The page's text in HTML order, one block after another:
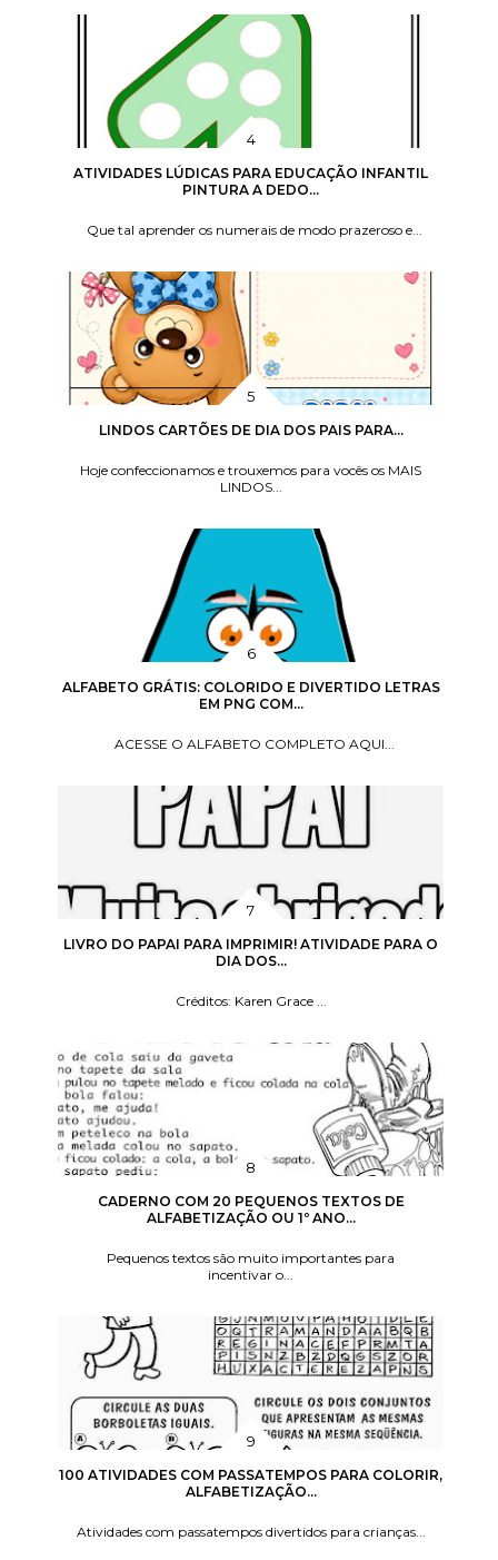
ATIVIDADES LÚDICAS PARA EDUCAÇÃO INFANTIL
PINTURA A DEDO...
Que tal aprender os numerais de modo prazeroso e...
LINDOS CARTÕES DE DIA DOS PAIS PARA...
Hoje confeccionamos e trouxemos para vocês os MAIS
LINDOS...
ALFABETO GRÁTIS: COLORIDO E DIVERTIDO LETRAS
EM PNG COM...
ACESSE O ALFABETO COMPLETO AQUI...
LIVRO DO PAPAI PARA IMPRIMIR! ATIVIDADE PARA O
DIA DOS...
Créditos: Karen Grace ...
CADERNO COM 20 PEQUENOS TEXTOS DE
ALFABETIZAÇÃO OU 1º ANO...
Pequenos textos são muito importantes para
incentivar o...
100 ATIVIDADES COM PASSATEMPOS PARA COLORIR,
ALFABETIZAÇÃO...
Atividades com passatempos divertidos para crianças...